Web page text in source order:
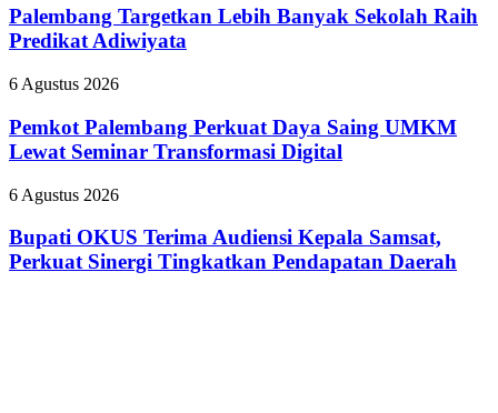
Melalui
Safety
Campaign
yang
Nyinyiri
BPJS
Lebih
Banyak
Sekolah
Predikat
Palembang Targetkan Lebih Banyak Sekolah Raih
Predikat Adiwiyata
Pemkot
Perkuat
Daya
Saing
Lewat
Transformasi
Digital
6 Agustus 2026
Pemkot Palembang Perkuat Daya Saing UMKM
Lewat Seminar Transformasi Digital
Bupati
Terima
Audiensi
Kepala
6 Agustus 2026
Bupati OKUS Terima Audiensi Kepala Samsat,
Perkuat Sinergi Tingkatkan Pendapatan Daerah